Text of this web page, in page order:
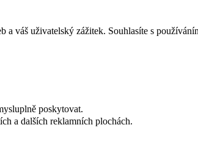
váš uživatelský zážitek. Souhlasíte s
poskytovat.
a dalších reklamních plochách.